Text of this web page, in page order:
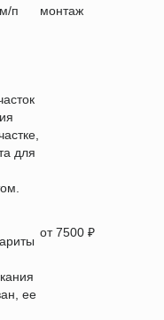
п
монтаж
для
ее
от 7500 ₽